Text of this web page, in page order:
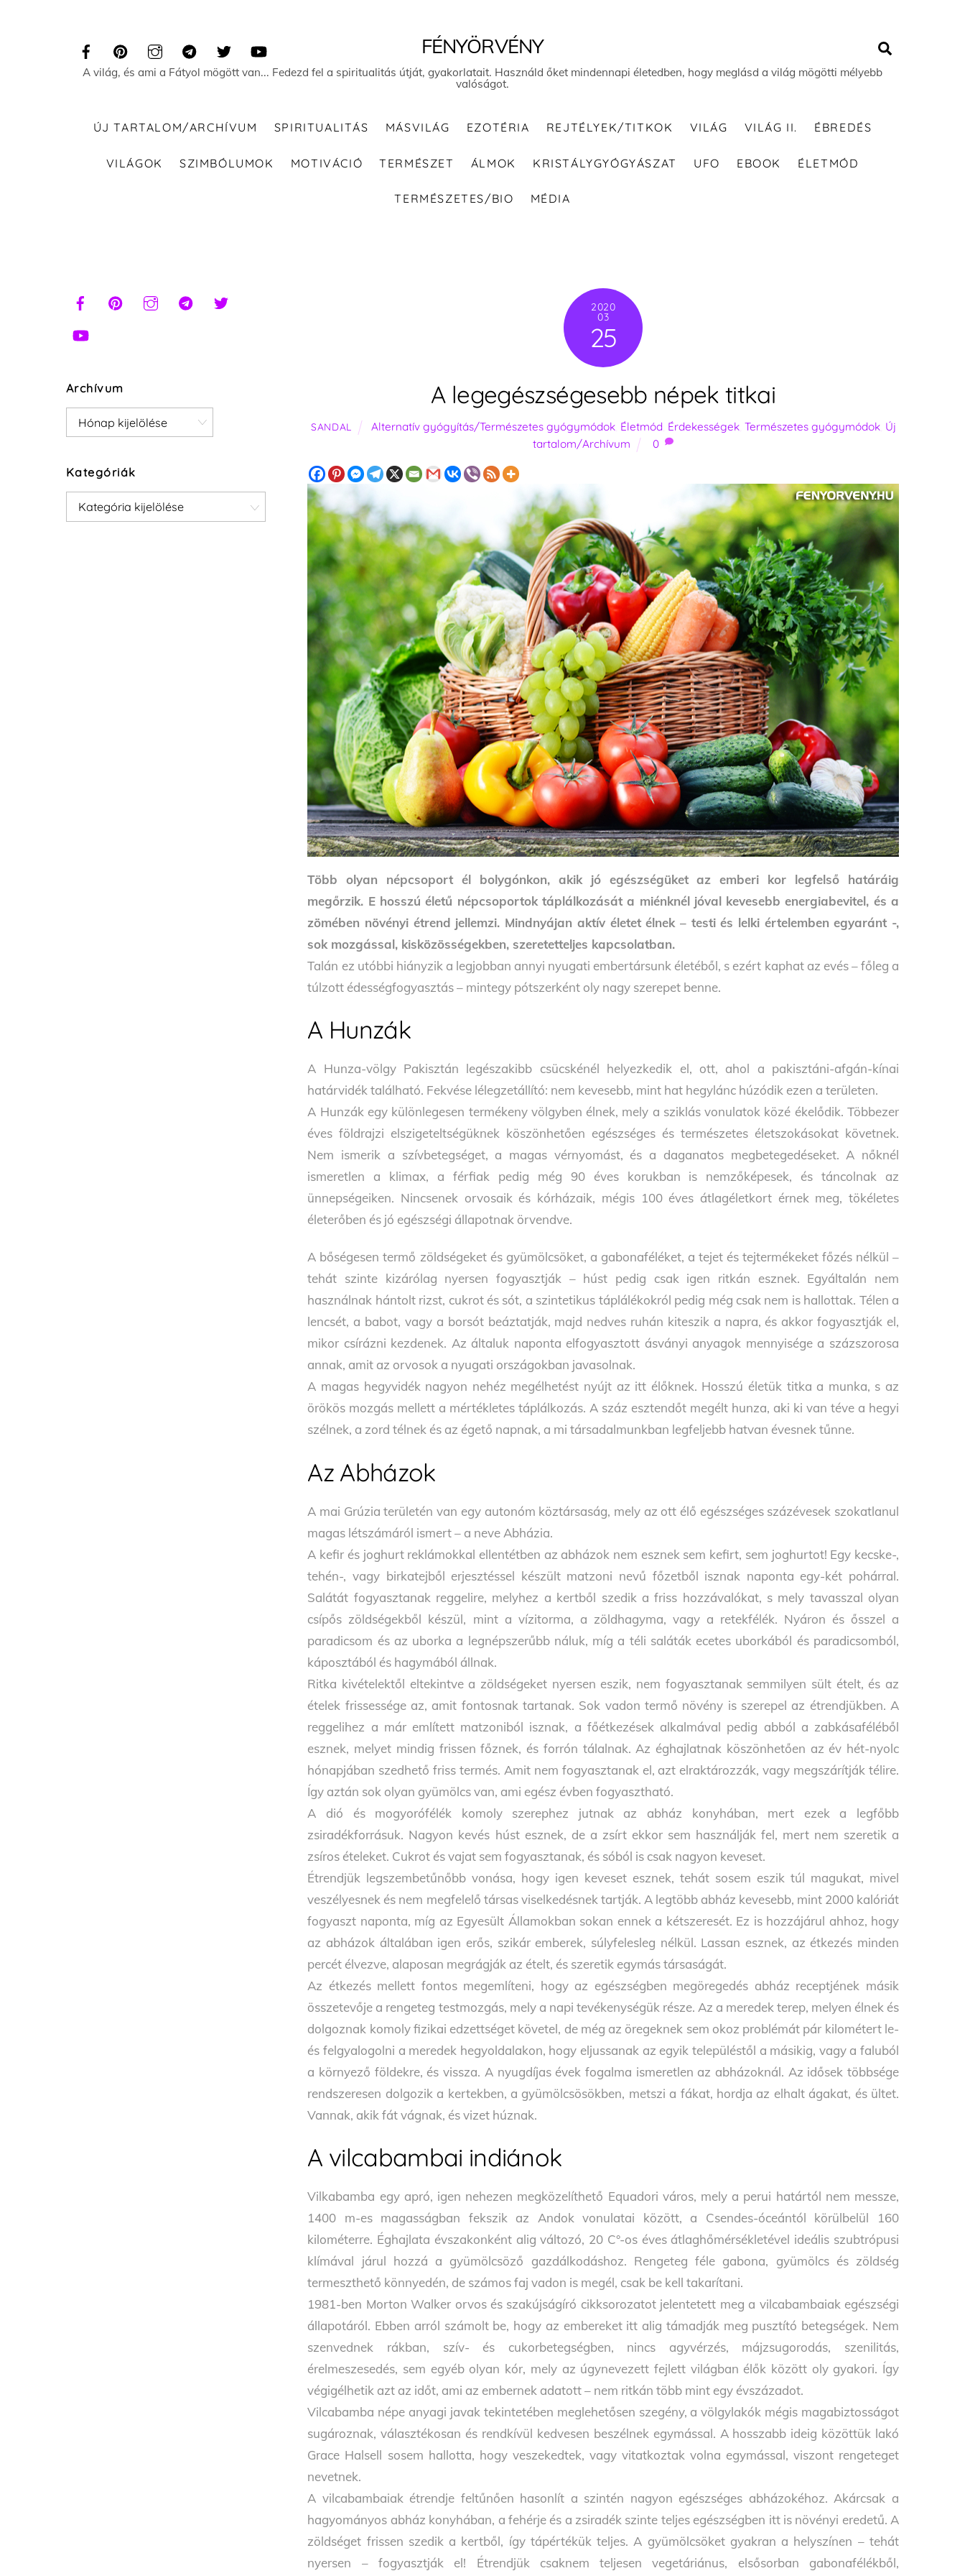
FÉNYÖRVÉNY
A világ, és ami a Fátyol mögött van... Fedezd fel a spiritualitás útját, gyakorlatait. Használd őket mindennapi életedben, hogy meglásd a világ mögötti mélyebb
valóságot.
ÚJ TARTALOM/ARCHÍVUM SPIRITUALITÁS MÁSVILÁG EZOTÉRIA REJTÉLYEK/TITKOK VILÁG VILÁG II. ÉBREDÉS
VILÁGOK SZIMBÓLUMOK MOTIVÁCIÓ TERMÉSZET ÁLMOK KRISTÁLYGYÓGYÁSZAT UFO EBOOK ÉLETMÓD
TERMÉSZETES/BIO MÉDIA
2020
03
25
A legegészségesebb népek titkai
SANDAL Alternatív gyógyítás/Természetes gyógymódok, Életmód Érdekességek, Természetes gyógymódok, Új
tartalom/Archívum
0
Több olyan népcsoport él bolygónkon, akik jó egészségüket az emberi kor legfelső határáig
megőrzik. E hosszú életű népcsoportok táplálkozását a miénknél jóval kevesebb energiabevitel, és a
zömében növényi étrend jellemzi. Mindnyájan aktív életet élnek – testi és lelki értelemben egyaránt -,
sok mozgással, kisközösségekben, szeretetteljes kapcsolatban.
Talán ez utóbbi hiányzik a legjobban annyi nyugati embertársunk életéből, s ezért kaphat az evés – főleg a
túlzott édességfogyasztás – mintegy pótszerként oly nagy szerepet benne.
A Hunzák
A Hunza-völgy Pakisztán legészakibb csücskénél helyezkedik el, ott, ahol a pakisztáni-afgán-kínai
határvidék található. Fekvése lélegzetállító: nem kevesebb, mint hat hegylánc húzódik ezen a területen.
A Hunzák egy különlegesen termékeny völgyben élnek, mely a sziklás vonulatok közé ékelődik. Többezer
éves földrajzi elszigeteltségüknek köszönhetően egészséges és természetes életszokásokat követnek.
Nem ismerik a szívbetegséget, a magas vérnyomást, és a daganatos megbetegedéseket. A nőknél
ismeretlen a klimax, a férfiak pedig még 90 éves korukban is nemzőképesek, és táncolnak az
ünnepségeiken. Nincsenek orvosaik és kórházaik, mégis 100 éves átlagéletkort érnek meg, tökéletes
életerőben és jó egészségi állapotnak örvendve.
A bőségesen termő zöldségeket és gyümölcsöket, a gabonaféléket, a tejet és tejtermékeket főzés nélkül –
tehát szinte kizárólag nyersen fogyasztják – húst pedig csak igen ritkán esznek. Egyáltalán nem
használnak hántolt rizst, cukrot és sót, a szintetikus táplálékokról pedig még csak nem is hallottak. Télen a
lencsét, a babot, vagy a borsót beáztatják, majd nedves ruhán kiteszik a napra, és akkor fogyasztják el,
mikor csírázni kezdenek. Az általuk naponta elfogyasztott ásványi anyagok mennyisége a százszorosa
annak, amit az orvosok a nyugati országokban javasolnak.
A magas hegyvidék nagyon nehéz megélhetést nyújt az itt élőknek. Hosszú életük titka a munka, s az
örökös mozgás mellett a mértékletes táplálkozás. A száz esztendőt megélt hunza, aki ki van téve a hegyi
szélnek, a zord télnek és az égető napnak, a mi társadalmunkban legfeljebb hatvan évesnek tűnne.
Az Abházok
A mai Grúzia területén van egy autonóm köztársaság, mely az ott élő egészséges százévesek szokatlanul
magas létszámáról ismert – a neve Abházia.
A kefir és joghurt reklámokkal ellentétben az abházok nem esznek sem kefirt, sem joghurtot! Egy kecske-,
tehén-, vagy birkatejből erjesztéssel készült matzoni nevű főzetből isznak naponta egy-két pohárral.
Salátát fogyasztanak reggelire, melyhez a kertből szedik a friss hozzávalókat, s mely tavasszal olyan
csípős zöldségekből készül, mint a vízitorma, a zöldhagyma, vagy a retekfélék. Nyáron és ősszel a
paradicsom és az uborka a legnépszerűbb náluk, míg a téli saláták ecetes uborkából és paradicsomból,
káposztából és hagymából állnak.
Ritka kivételektől eltekintve a zöldségeket nyersen eszik, nem fogyasztanak semmilyen sült ételt, és az
ételek frissessége az, amit fontosnak tartanak. Sok vadon termő növény is szerepel az étrendjükben. A
reggelihez a már említett matzoniból isznak, a főétkezések alkalmával pedig abból a zabkásaféléből
esznek, melyet mindig frissen főznek, és forrón tálalnak. Az éghajlatnak köszönhetően az év hét-nyolc
hónapjában szedhető friss termés. Amit nem fogyasztanak el, azt elraktározzák, vagy megszárítják télire.
Így aztán sok olyan gyümölcs van, ami egész évben fogyasztható.
A dió és mogyorófélék komoly szerephez jutnak az abház konyhában, mert ezek a legfőbb
zsiradékforrásuk. Nagyon kevés húst esznek, de a zsírt ekkor sem használják fel, mert nem szeretik a
zsíros ételeket. Cukrot és vajat sem fogyasztanak, és sóból is csak nagyon keveset.
Étrendjük legszembetűnőbb vonása, hogy igen keveset esznek, tehát sosem eszik túl magukat, mivel
veszélyesnek és nem megfelelő társas viselkedésnek tartják. A legtöbb abház kevesebb, mint 2000 kalóriát
fogyaszt naponta, míg az Egyesült Államokban sokan ennek a kétszeresét. Ez is hozzájárul ahhoz, hogy
az abházok általában igen erős, szikár emberek, súlyfelesleg nélkül. Lassan esznek, az étkezés minden
percét élvezve, alaposan megrágják az ételt, és szeretik egymás társaságát.
Az étkezés mellett fontos megemlíteni, hogy az egészségben megöregedés abház receptjének másik
összetevője a rengeteg testmozgás, mely a napi tevékenységük része. Az a meredek terep, melyen élnek és
dolgoznak komoly fizikai edzettséget követel, de még az öregeknek sem okoz problémát pár kilométert le-
és felgyalogolni a meredek hegyoldalakon, hogy eljussanak az egyik településtől a másikig, vagy a faluból
a környező földekre, és vissza. A nyugdíjas évek fogalma ismeretlen az abházoknál. Az idősek többsége
rendszeresen dolgozik a kertekben, a gyümölcsösökben, metszi a fákat, hordja az elhalt ágakat, és ültet.
Vannak, akik fát vágnak, és vizet húznak.
A vilcabambai indiánok
Vilkabamba egy apró, igen nehezen megközelíthető Equadori város, mely a perui határtól nem messze,
1400 m-es magasságban fekszik az Andok vonulatai között, a Csendes-óceántól körülbelül 160
kilométerre. Éghajlata évszakonként alig változó, 20 C°-os éves átlaghőmérsékletével ideális szubtrópusi
klímával járul hozzá a gyümölcsöző gazdálkodáshoz. Rengeteg féle gabona, gyümölcs és zöldség
termeszthető könnyedén, de számos faj vadon is megél, csak be kell takarítani.
1981-ben Morton Walker orvos és szakújságíró cikksorozatot jelentetett meg a vilcabambaiak egészségi
állapotáról. Ebben arról számolt be, hogy az embereket itt alig támadják meg pusztító betegségek. Nem
szenvednek rákban, szív- és cukorbetegségben, nincs agyvérzés, májzsugorodás, szenilitás,
érelmeszesedés, sem egyéb olyan kór, mely az úgynevezett fejlett világban élők között oly gyakori. Így
végigélhetik azt az időt, ami az embernek adatott – nem ritkán több mint egy évszázadot.
Vilcabamba népe anyagi javak tekintetében meglehetősen szegény, a völgylakók mégis magabiztosságot
sugároznak, választékosan és rendkívül kedvesen beszélnek egymással. A hosszabb ideig közöttük lakó
Grace Halsell sosem hallotta, hogy veszekedtek, vagy vitatkoztak volna egymással, viszont rengeteget
nevetnek.
A vilcabambaiak étrendje feltűnően hasonlít a szintén nagyon egészséges abházokéhoz. Akárcsak a
hagyományos abház konyhában, a fehérje és a zsiradék szinte teljes egészségben itt is növényi eredetű. A
zöldséget frissen szedik a kertből, így tápértékük teljes. A gyümölcsöket gyakran a helyszínen – tehát
nyersen – fogyasztják el! Étrendjük csaknem teljesen vegetáriánus, elsősorban gabonafélékből,
Archívum
Archívum
Kategóriák
Kategóriák